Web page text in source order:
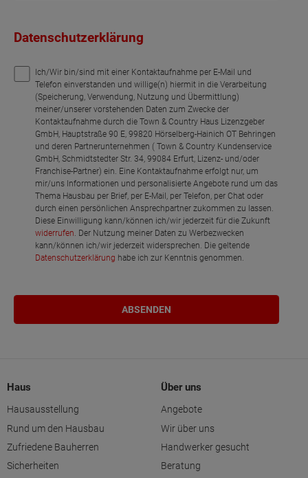
Datenschutzerklärung
Ich/Wir bin/sind mit einer Kontaktaufnahme per E-Mail und
Telefon einverstanden und willige(n) hiermit in die Verarbeitung
(Speicherung, Verwendung, Nutzung und Übermittlung)
meiner/unserer vorstehenden Daten zum Zwecke der
Kontaktaufnahme durch die Town & Country Haus Lizenzgeber
GmbH, Hauptstraße 90 E, 99820 Hörselberg-Hainich OT Behringen
und deren Partnerunternehmen ( Town & Country Kundenservice
GmbH, Schmidtstedter Str. 34, 99084 Erfurt, Lizenz- und/oder
Franchise-Partner) ein. Eine Kontaktaufnahme erfolgt nur, um
mir/uns Informationen und personalisierte Angebote rund um das
Thema Hausbau per Brief, per E-Mail, per Telefon, per Chat oder
durch einen persönlichen Ansprechpartner zukommen zu lassen.
Diese Einwilligung kann/können ich/wir jederzeit für die Zukunft
widerrufen. Der Nutzung meiner Daten zu Werbezwecken
kann/können ich/wir jederzeit widersprechen. Die geltende
Datenschutzerklärung habe ich zur Kenntnis genommen.
Haus
Hausausstellung
Rund um den Hausbau
Zufriedene Bauherren
Sicherheiten
Über uns
Angebote
Wir über uns
Handwerker gesucht
Beratung